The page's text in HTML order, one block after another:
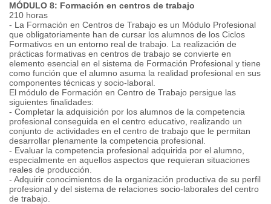
MÓDULO 8: Formación en centros de trabajo
210 horas
- La Formación en Centros de Trabajo es un Módulo Profesional
que obligatoriamente han de cursar los alumnos de los Ciclos
Formativos en un entorno real de trabajo. La realización de
prácticas formativas en centros de trabajo se convierte en
elemento esencial en el sistema de Formación Profesional y tiene
como función que el alumno asuma la realidad profesional en sus
componentes técnicas y socio-laboral.
El módulo de Formación en Centro de Trabajo persigue las
siguientes finalidades:
- Completar la adquisición por los alumnos de la competencia
profesional conseguida en el centro educativo, realizando un
conjunto de actividades en el centro de trabajo que le permitan
desarrollar plenamente la competencia profesional.
- Evaluar la competencia profesional adquirida por el alumno,
especialmente en aquellos aspectos que requieran situaciones
reales de producción.
- Adquirir conocimientos de la organización productiva de su perfil
profesional y del sistema de relaciones socio-laborales del centro
de trabajo.